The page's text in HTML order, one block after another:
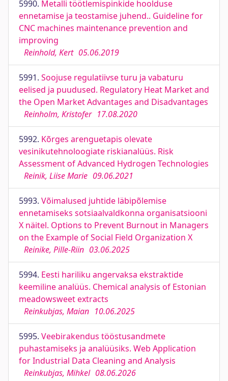
5990. Metalli töötlemispinkide hoolduse
ennetamise ja teostamise juhend.. Guideline for
CNC machines maintenance prevention and
improving
Reinhold, Kert 05.06.2019
5991. Soojuse regulatiivse turu ja vabaturu
eelised ja puudused. Regulatory Heat Market and
the Open Market Advantages and Disadvantages
Reinholm, Kristofer 17.08.2020
5992. Kõrges arenguetapis olevate
vesinikutehnoloogiate riskianalüüs. Risk
Assessment of Advanced Hydrogen Technologies
Reinik, Liise Marie 09.06.2021
5993. Võimalused juhtide läbipõlemise
ennetamiseks sotsiaalvaldkonna organisatsiooni
X näitel. Options to Prevent Burnout in Managers
on the Example of Social Field Organization X
Reinike, Pille-Riin 03.06.2025
5994. Eesti hariliku angervaksa ekstraktide
keemiline analüüs. Chemical analysis of Estonian
meadowsweet extracts
Reinkubjas, Maian 10.06.2025
5995. Veebirakendus tööstusandmete
puhastamiseks ja analüüsiks. Web Application
for Industrial Data Cleaning and Analysis
Reinkubjas, Mihkel 08.06.2026